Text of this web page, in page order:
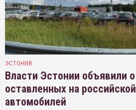
ЭСТОНИЯ
Власти Эстонии объявили
оставленных на
автомобилей